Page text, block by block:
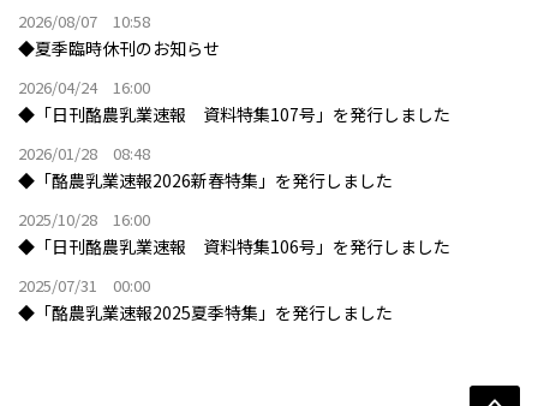
2026/08/07 10:58
◆夏季臨時休刊のお知らせ
2026/04/24 16:00
◆「日刊酪農乳業速報 資料特集107号」を発行しました
2026/01/28 08:48
◆「酪農乳業速報2026新春特集」を発行しました
2025/10/28 16:00
◆「日刊酪農乳業速報 資料特集106号」を発行しました
2025/07/31 00:00
◆「酪農乳業速報2025夏季特集」を発行しました